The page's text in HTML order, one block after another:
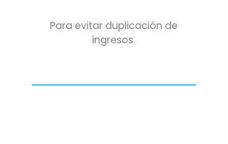
Para evitar duplicación de
ingresos.